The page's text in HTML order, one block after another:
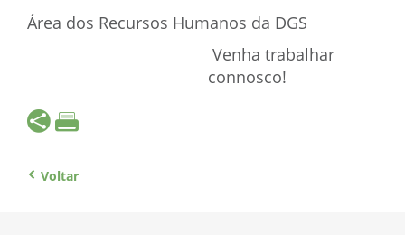
Área dos Recursos Humanos da DGS
Venha trabalhar
connosco!
Voltar